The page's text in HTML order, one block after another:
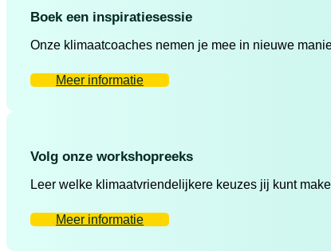
Boek een inspiratiesessie
Onze klimaatcoaches nemen je mee in nieuwe
Meer informatie
Volg onze workshopreeks
Leer welke klimaatvriendelijkere keuzes jij kunt
Meer informatie